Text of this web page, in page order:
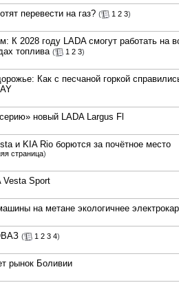
перевести на газ? ( 1 2 3)
К 2028 году LADA смогут работать на
топлива ( 1 2 3)
Как с песчаной горкой
новый LADA Largus Fl
и KIA Rio борются за почётное место
страница)
Vesta Sport
на метане экологичнее
( 1 2 3 4)
рынок Боливии